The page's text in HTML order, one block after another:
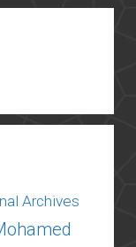
Archives